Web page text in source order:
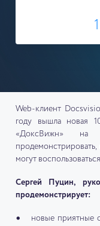
Web-клиент
году вышла новая
«ДоксВижн» на
могут
Сергей Пуцин,
продемонстрирует:
новые приятные